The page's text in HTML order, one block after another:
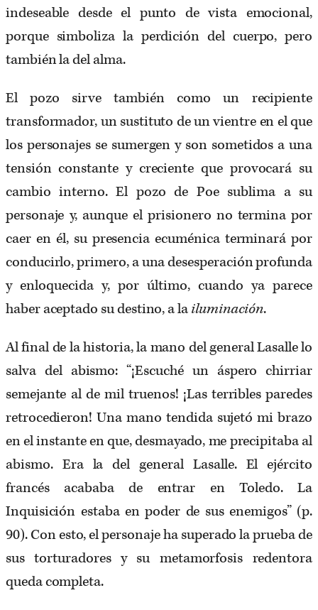
indeseable desde el punto de vista emocional,
porque simboliza la perdición del cuerpo, pero
también la del alma.
El pozo sirve también como un recipiente
transformador, un sustituto de un vientre en el que
los personajes se sumergen y son sometidos a una
tensión constante y creciente que provocará su
cambio interno. El pozo de Poe sublima a su
personaje y, aunque el prisionero no termina por
caer en él, su presencia ecuménica terminará por
conducirlo, primero, a una desesperación profunda
y enloquecida y, por último, cuando ya parece
haber aceptado su destino, a lailuminación.
Al final de la historia, la mano del general Lasalle lo
salva del abismo: “¡Escuché un áspero chirriar
semejante al de mil truenos! ¡Las terribles paredes
retrocedieron! Una mano tendida sujetó mi brazo
en el instante en que, desmayado, me precipitaba al
abismo. Era la del general Lasalle. El ejército
francés acababa de entrar en Toledo. La
Inquisición estaba en poder de sus enemigos” (p.
90). Con esto, el personaje ha superado la prueba de
sus torturadores y su metamorfosis redentora
queda completa.